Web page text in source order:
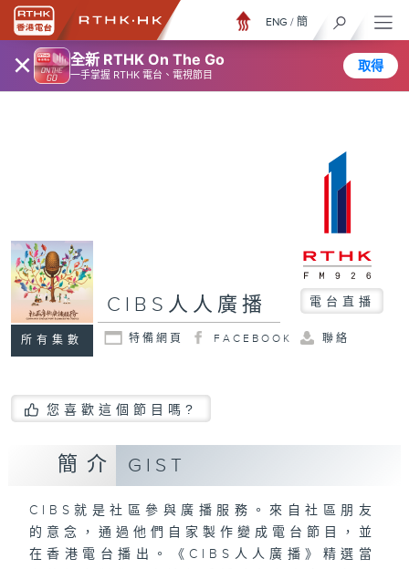
× 全新 RTHK On The Go
一手掌握 RTHK 電台、電視節目
取得
ENG / 簡
所有集數
CIBS人人廣播 電台直播
特備網頁 FACEBOOK 聯絡
您喜歡這個節目嗎?
簡介 GIST
CIBS就是社區參與廣播服務。來自社區朋友
的意念，通過他們自家製作變成電台節目，並
在香港電台播出。《CIBS人人廣播》精選當